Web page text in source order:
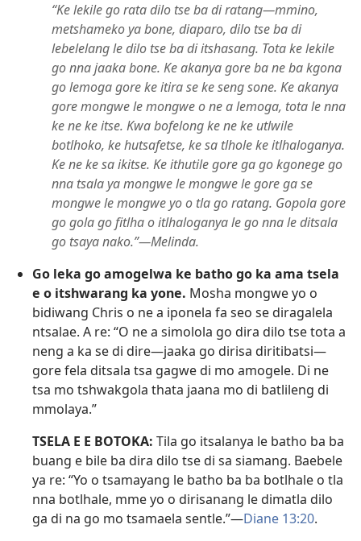
“Ke lekile go rata dilo tse ba di ratang—mmino,
metshameko ya bone, diaparo, dilo tse ba di
lebelelang le dilo tse ba di itshasang. Tota ke lekile
go nna jaaka bone. Ke akanya gore ba ne ba kgona
go lemoga gore ke itira se ke seng sone. Ke akanya
gore mongwe le mongwe o ne a lemoga, tota le nna
ke ne ke itse. Kwa bofelong ke ne ke utlwile
botlhoko, ke hutsafetse, ke sa tlhole ke itlhaloganya.
Ke ne ke sa ikitse. Ke ithutile gore ga go kgonege go
nna tsala ya mongwe le mongwe le gore ga se
mongwe le mongwe yo o tla go ratang. Gopola gore
go gola go fitlha o itlhaloganya le go nna le ditsala
go tsaya nako.”​—Melinda.
Go leka go amogelwa ke batho go ka ama tsela
e o itshwarang ka yone. Mosha mongwe yo o
bidiwang Chris o ne a iponela fa seo se diragalela
ntsalae. A re: “O ne a simolola go dira dilo tse tota a
neng a ka se di dire​—jaaka go dirisa diritibatsi—​
gore fela ditsala tsa gagwe di mo amogele. Di ne
tsa mo tshwakgola thata jaana mo di batlileng di
mmolaya.”
TSELA E E BOTOKA: Tila go itsalanya le batho ba ba
buang e bile ba dira dilo tse di sa siamang. Baebele
ya re: “Yo o tsamayang le batho ba ba botlhale o tla
nna botlhale, mme yo o dirisanang le dimatla dilo
ga di na go mo tsamaela sentle.”​—Diane 13:20.